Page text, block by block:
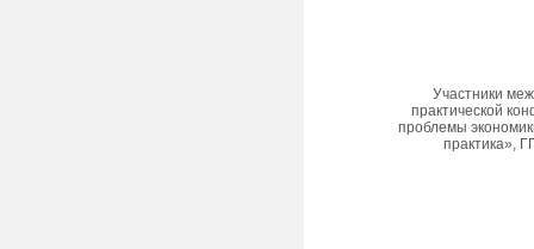
Участники
практической
проблемы
практика»,